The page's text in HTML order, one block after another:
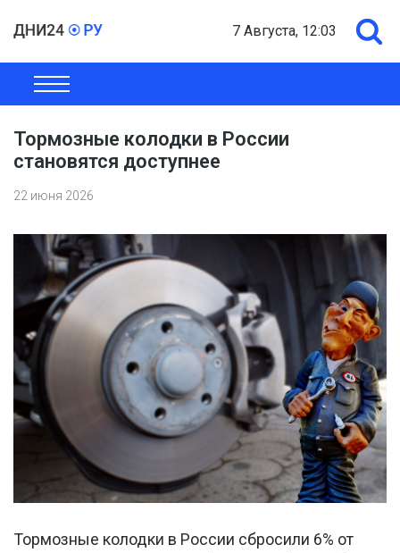
7 Августа, 12:03
ОБЩЕСТВО
Тормозные колодки в России
становятся доступнее
22 июня 2026
Тормозные колодки в России сбросили 6% от